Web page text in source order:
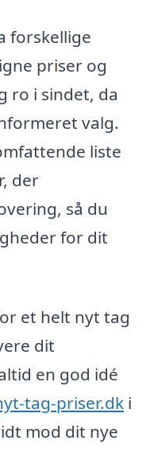
forskellige
priser og
ro i sindet, da
valg.
liste
der
så du
for dit
et helt nyt tag
dit
en god idé
tag-priser.dk i
mod dit nye